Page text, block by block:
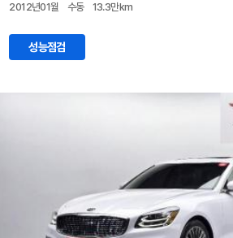
2012년01월 수동 13.3만km
성능점검